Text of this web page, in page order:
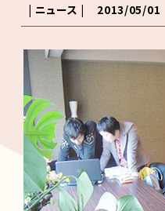
| ニュース | 2013/05/01